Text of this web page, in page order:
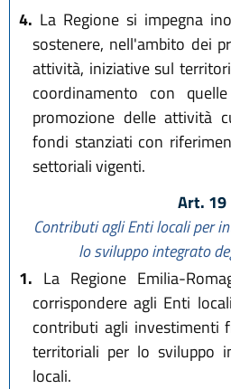
4. La Regione si impegna
sostenere, nell'ambito dei
attività, iniziative sul
coordinamento con
promozione delle attività
fondi stanziati con
settoriali vigenti.
Art. 19
Contributi agli Enti locali per
lo sviluppo integrato
1. La Regione Emilia-
corrispondere agli Enti
contributi agli investimenti
territoriali per lo sviluppo
locali.